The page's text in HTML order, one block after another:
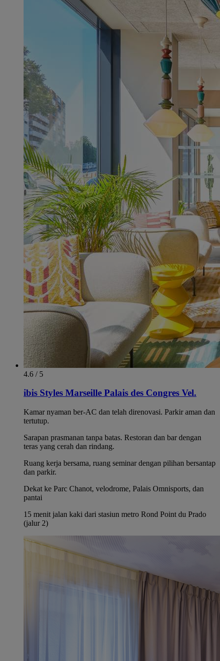
4.6 / 5
ibis Styles Marseille Palais des Congres Vel.
Kamar nyaman ber-AC dan telah direnovasi. Parkir aman dan
tertutup.
Sarapan prasmanan tanpa batas. Restoran dan bar dengan
teras yang cerah dan rindang.
Ruang kerja bersama, ruang seminar dengan pilihan bersantap
dan parkir.
Dekat ke Parc Chanot, velodrome, Palais Omnisports, dan
pantai
15 menit jalan kaki dari stasiun metro Rond Point du Prado
(jalur 2)